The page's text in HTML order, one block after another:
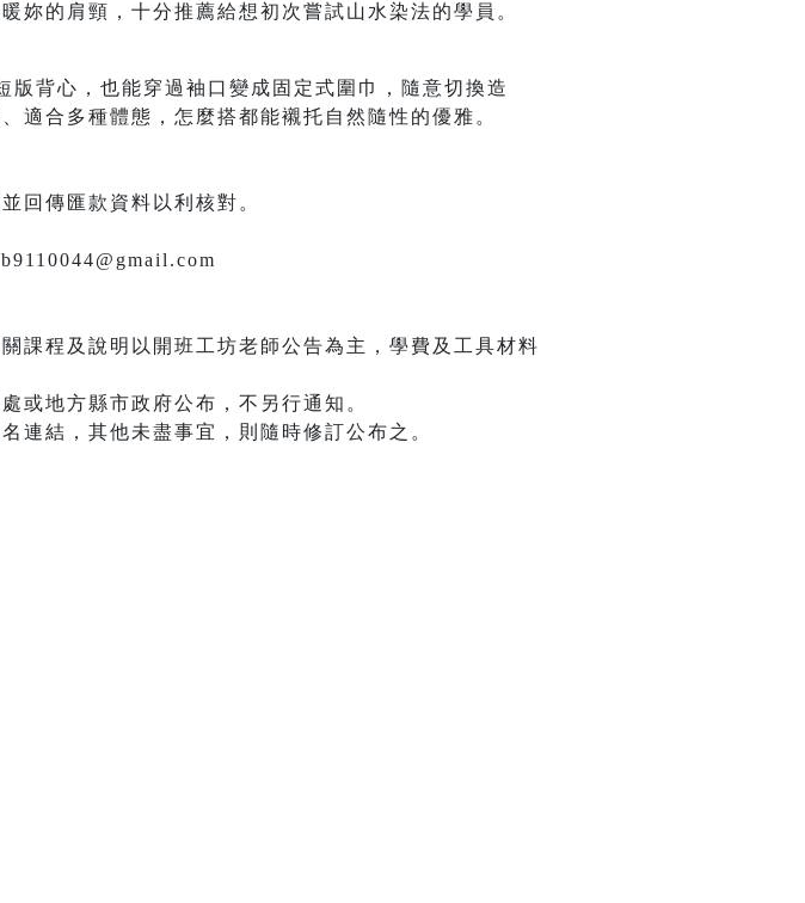
妳的肩頸，十分推薦給想初次嘗試山水染法的學員。
背心，也能穿過袖口變成固定式圍巾，隨意切換造
適合多種體態，怎麼搭都能襯托自然隨性的優雅。
回傳匯款資料以利核對。
課程及說明以開班工坊老師公告為主，學費及工具材料
或地方縣市政府公布，不另行通知。
連結，其他未盡事宜，則隨時修訂公布之。